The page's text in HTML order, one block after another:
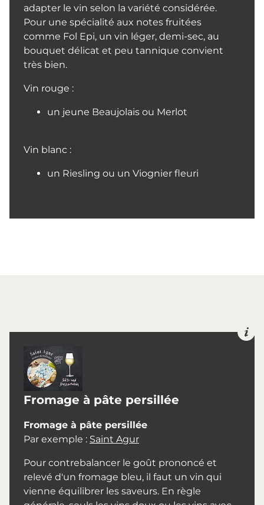
adapter le vin selon la variété considérée.
Pour une spécialité aux notes fruitées
comme Fol Epi, un vin léger, demi-sec, au
bouquet délicat et peu tannique convient
très bien.
Vin rouge :
un jeune Beaujolais ou Merlot
Vin blanc :
un Riesling ou un Viognier fleuri
Fromage à pâte persillée
Fromage à pâte persillée
Par exemple : Saint Agur
Pour contrebalancer le goût prononcé et
relevé d'un fromage bleu, il faut un vin qui
vienne équilibrer les saveurs. En règle